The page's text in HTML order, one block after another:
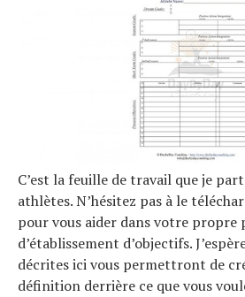
C’est la feuille de travail que je
athlètes. N’hésitez pas à le
pour vous aider dans votre propre
d’établissement d’objectifs.
décrites ici vous permettront de
définition derrière ce que vous